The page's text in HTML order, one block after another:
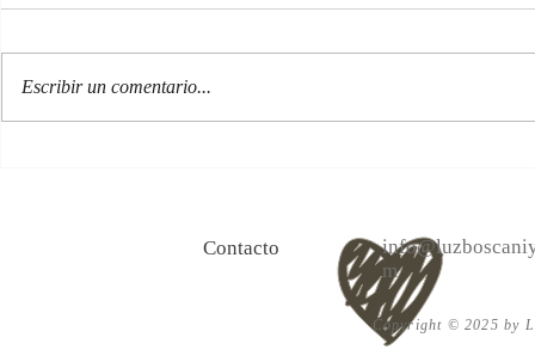
Escribir un comentario...
Contacto
m
Copyright © 2025 by